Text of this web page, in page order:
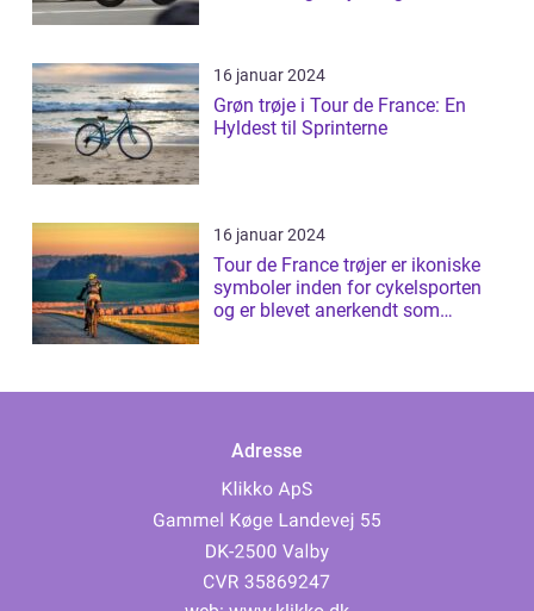
16 januar 2024
Grøn trøje i Tour de France: En
Hyldest til Sprinterne
16 januar 2024
Tour de France trøjer er ikoniske
symboler inden for cykelsporten
og er blevet anerkendt som
Adresse